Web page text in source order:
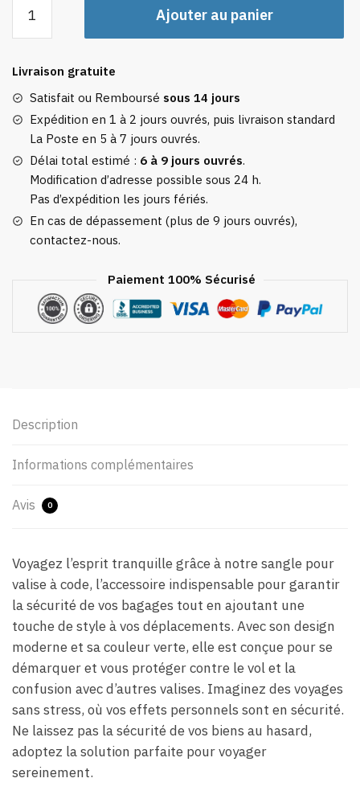
Sangle
Valise
Avec
Code
Chiffres
Verte
Croix
Ajouter au panier
Livraison gratuite
Satisfait ou Remboursé sous 14 jours
Expédition en 1 à 2 jours ouvrés, puis livraison standard
La Poste en 5 à 7 jours ouvrés.
Délai total estimé : 6 à 9 jours ouvrés.
Modification d’adresse possible sous 24 h.
Pas d’expédition les jours fériés.
En cas de dépassement (plus de 9 jours ouvrés),
contactez-nous.
Paiement 100% Sécurisé
Description
Informations complémentaires
Avis 0
Voyagez l’esprit tranquille grâce à notre sangle pour
valise à code, l’accessoire indispensable pour garantir
la sécurité de vos bagages tout en ajoutant une
touche de style à vos déplacements. Avec son design
moderne et sa couleur verte, elle est conçue pour se
démarquer et vous protéger contre le vol et la
confusion avec d’autres valises. Imaginez des voyages
sans stress, où vos effets personnels sont en sécurité.
Ne laissez pas la sécurité de vos biens au hasard,
adoptez la solution parfaite pour voyager
sereinement.